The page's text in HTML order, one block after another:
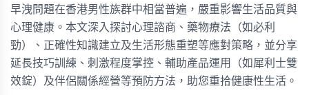
早洩問題在香港男性族群中相當普遍，嚴重影響生活品質與
心理健康。本文深入探討心理諮商、藥物療法（如必利
勁）、正確性知識建立及生活形態重塑等應對策略，並分享
延長技巧訓練、刺激程度掌控、輔助產品運用（如犀利士雙
效錠）及伴侶關係經營等預防方法，助您重拾健康性生活。